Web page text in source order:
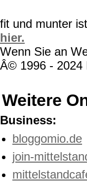
fit und munter
hier.
Wenn Sie an
Â© 1996 - 2024
Weitere
Business:
bloggomio.de
join-